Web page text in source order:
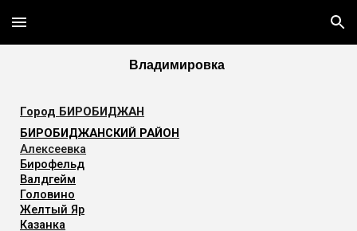
Skip to main content Skip to navigation
Владимировка
Город БИРОБИДЖАН
БИРОБИДЖАНСКИЙ РАЙОН
Алексеевка
Бирофельд
Валдгейм
Головино
Желтый Яр
Казанка